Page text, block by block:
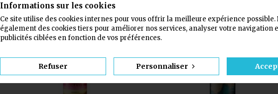
favorite_border
Please verify that you are 18 years old or older to enter this site
Je n'ai pas 18 ans. J'ai 18 ans.
Informations sur les cookies
Ce site utilise des cookies internes pour vous offrir la meilleure expérience possible.
également des cookies tiers pour améliorer nos services, analyser votre navigation
publicités ciblées en fonction de vos préférences.
Refuser Personnaliser